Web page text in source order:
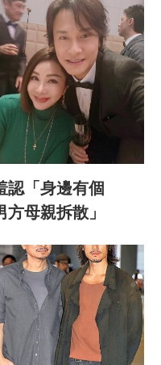
認「身邊有個
母親拆散」